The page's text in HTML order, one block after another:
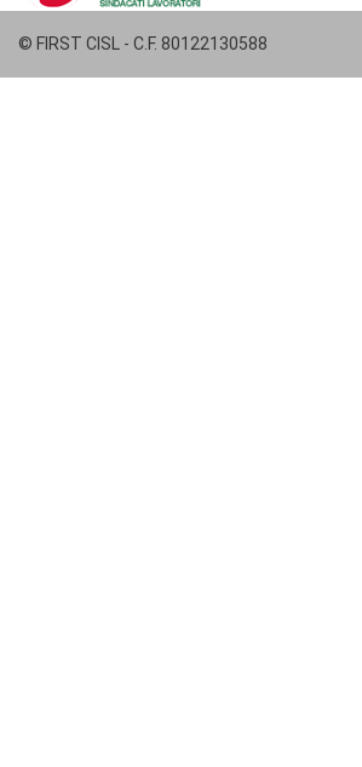
© FIRST CISL - C.F. 80122130588